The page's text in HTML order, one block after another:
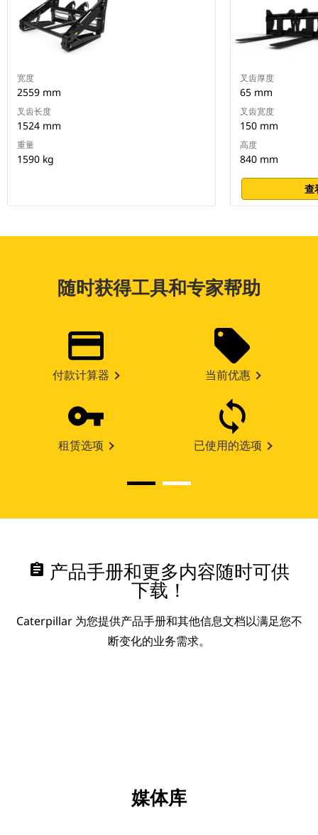
宽度
2559 mm
叉齿长度
1524 mm
重量
1590 kg
叉齿厚度
65 mm
叉齿宽度
150 mm
高度
840 mm
查
随时获得工具和专家帮助
付款计算器 当前优惠
租赁选项 已使用的选项
assignment 产品手册和更多内容随时可供
下载！
Caterpillar 为您提供产品手册和其他信息文档以满足您不
断变化的业务需求。
媒体库